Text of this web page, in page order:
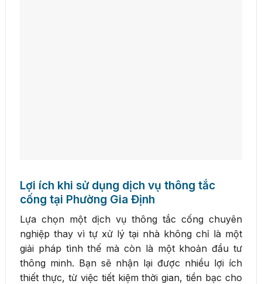
Lợi ích khi sử dụng dịch vụ thông tắc
cống tại Phường Gia Định
Lựa chọn một dịch vụ thông tắc cống chuyên
nghiệp thay vì tự xử lý tại nhà không chỉ là một
giải pháp tình thế mà còn là một khoản đầu tư
thông minh. Bạn sẽ nhận lại được nhiều lợi ích
thiết thực, từ việc tiết kiệm thời gian, tiền bạc cho